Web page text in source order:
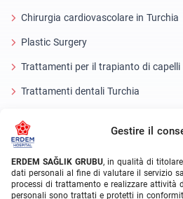
Gestire il
ERDEM SAĞLIK GRUBU, in qualità di
dati personali al fine di valutare il servizio
processi di trattamento e realizzare attività
personali sono trattati e protetti in
Chirurgia cardiovascolare in Turchia
Plastic Surgery
Trattamenti per il trapianto di capelli
Trattamenti dentali Turchia
About Erdem
Chi siamo